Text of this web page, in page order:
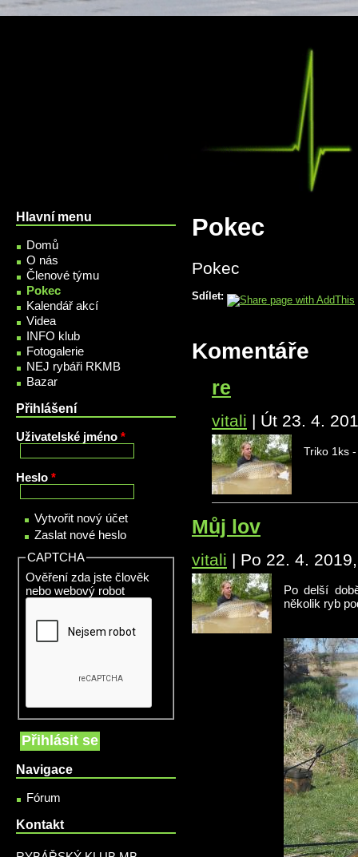
Přejít k hlavnímu obsahu
Hlavní menu
Domů
O nás
Členové týmu
Pokec
Kalendář akcí
Videa
INFO klub
Fotogalerie
NEJ rybáři RKMB
Bazar
Přihlášení
Uživatelské jméno *
Heslo *
Vytvořit nový účet
Zaslat nové heslo
CAPTCHA
Ověření zda jste člověk
nebo webový robot
Navigace
Fórum
Kontakt
Pokec
Pokec
Sdílet:
Komentáře
re
vitali | Út 23. 4.
Triko 1ks
Můj lov
vitali | Po 22. 4.
Po delší
několik ryb